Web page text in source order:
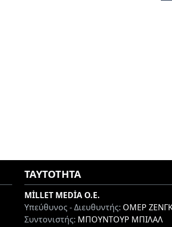
ΤΑΥΤΟΤΗΤΑ
MİLLET MEDİA O.E.
Υπεύθυνος - Διευθυντής: ΟΜΕΡ
Συντονιστής: ΜΠΟΥΝΤΟΥΡ ΜΠΙΛΑΛ